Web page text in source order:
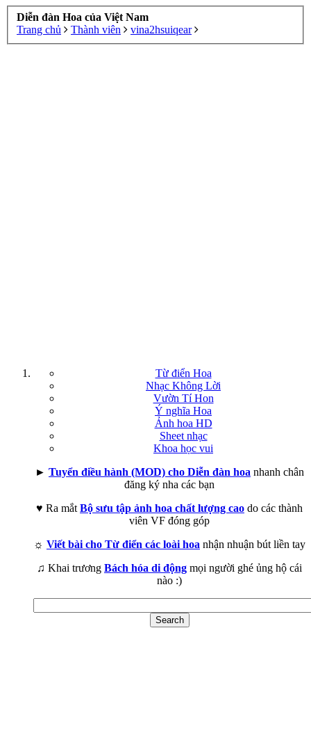
Diễn đàn Hoa của Việt Nam
Trang chủ
Thành viên vina2hsuiqear
Từ điển Hoa
Nhạc Không Lời
Vườn Tí Hon
Ý nghĩa Hoa
Ảnh hoa HD
Sheet nhạc
Khoa học vui
► Tuyển điều hành (MOD) cho Diễn đàn hoa nhanh chân
đăng ký nha các bạn
♥ Ra mắt Bộ sưu tập ảnh hoa chất lượng cao do các thành
viên VF đóng góp
☼ Viết bài cho Từ điển các loài hoa nhận nhuận bút liền tay
♫ Khai trương Bách hóa di động mọi người ghé ủng hộ cái
nào :)